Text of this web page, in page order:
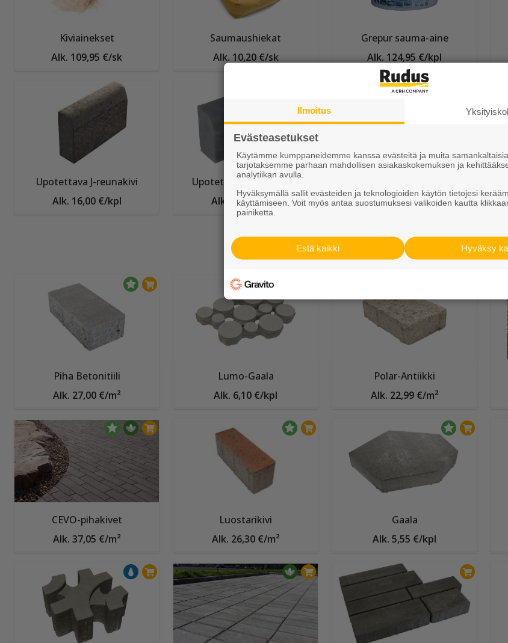
Kiviainekset
Alk. 109,95 €/sk
Saumaushiekat
Alk. 10,20 €/sk
Grepur sauma-aine
Alk. 124,95 €/kpl
Upotettava J-reunakivi
Alk. 16,00 €/kpl
Upotettava H-reunakivi
Alk. 13,25 €/kpl
Alk. 12,70 €/kpl
Muut Betonikivet
Piha Betonitiili
Alk. 27,00 €/m²
Lumo-Gaala
Alk. 6,10 €/kpl
Polar-Antiikki
Alk. 22,99 €/m²
CEVO-pihakivet
Alk. 37,05 €/m²
Luostarikivi
Alk. 26,30 €/m²
Gaala
Alk. 5,55 €/kpl
Ilmoitus
Evästeasetukset
Käytämme kumppaneidemme kanssa evästeitä ja muita
tarjotaksemme parhaan mahdollisen asiakaskokemuksen ja
analytiikan avulla.
Hyväksymällä sallit evästeiden ja teknologioiden käytön tietojesi
käyttämiseen. Voit myös antaa suostumuksesi valikoiden kautta
painiketta.
Hyväksy
Estä kaikki